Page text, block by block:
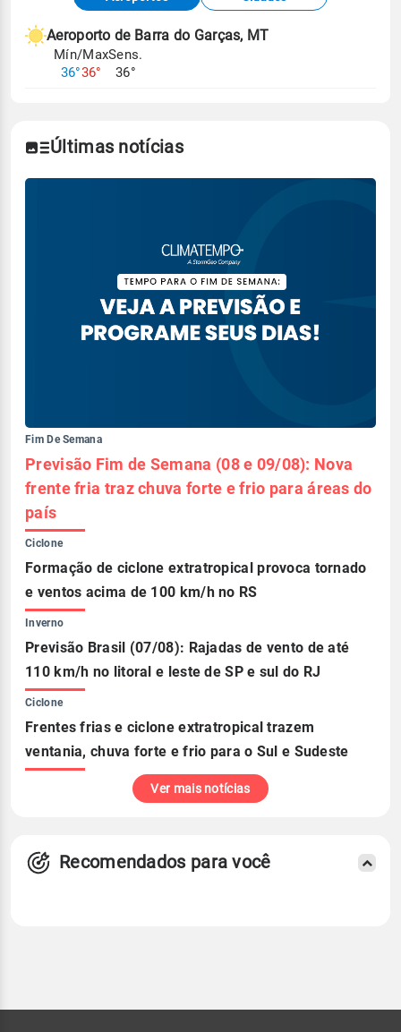
meteorológicas e satélite do Centro de Previsão
de Tempo e Estudos Climáticos (CPTEC).
Para obter mais informações sobre os dados
Aeroporto de Barra do Garças, MT
Mín/Max
36°36°
Sens.
36°
Últimas notícias
Fim De Semana
Previsão Fim de Semana (08 e 09/08): Nova
frente fria traz chuva forte e frio para áreas do
país
Ciclone
Formação de ciclone extratropical provoca tornado
e ventos acima de 100 km/h no RS
Inverno
Previsão Brasil (07/08): Rajadas de vento de até
110 km/h no litoral e leste de SP e sul do RJ
Ciclone
Frentes frias e ciclone extratropical trazem
ventania, chuva forte e frio para o Sul e Sudeste
Ver mais notícias
Recomendados para você